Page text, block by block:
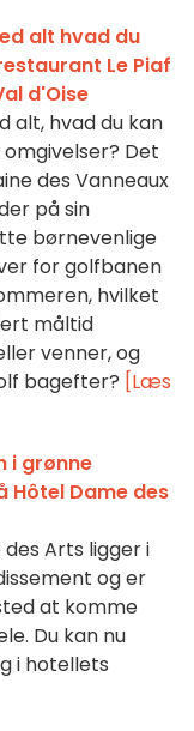
alt hvad du
Le Piaf
d'Oise
alt, hvad du kan
omgivelser? Det
des Vanneaux
på sin
børnevenlige
for golfbanen
hvilket
måltid
venner, og
bagefter? [Læs
i grønne
Hôtel Dame des
Arts ligger i
og er
at komme
Du kan nu
i hotellets